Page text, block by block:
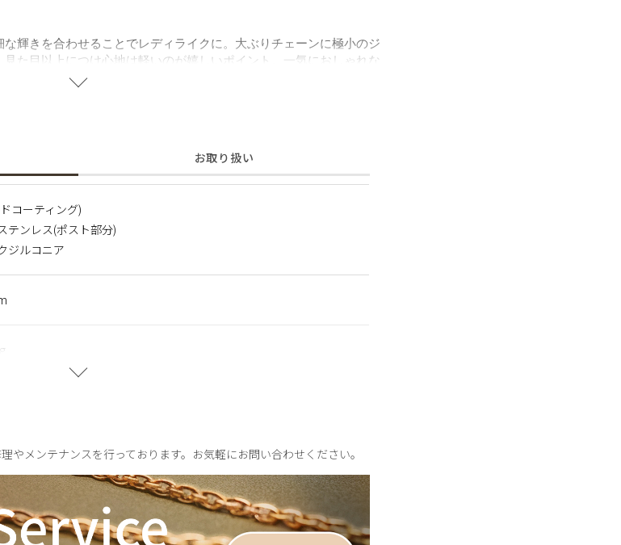
輝きを合わせることでレディライクに。大ぶりチェーンに極小のジ
た目以上につけ心地は軽いのが嬉しいポイント。一気におしゃれな
リースタイルに合わせやすく毎日に寄り添うアイテムになります。
が特殊な膜で覆われており、皮膚や汗に触れてもイオン化して溶け
お取り扱い
コーティング)
テンレス(ポスト部分)
ジルコニア
やメンテナンスを行っております。お気軽にお問い合わせください。